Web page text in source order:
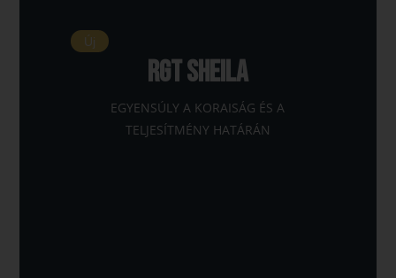
Új
RGT Sheila
EGYENSÚLY A KORAISÁG ÉS A
TELJESÍTMÉNY HATÁRÁN